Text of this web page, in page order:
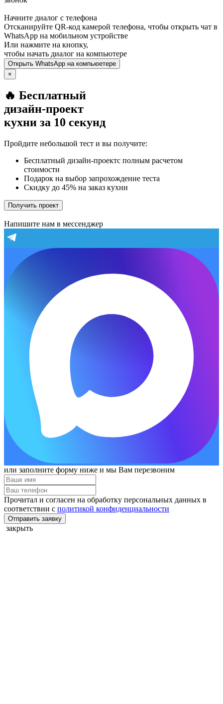
Начните диалог с телефона
Отсканируйте QR-код камерой телефона, чтобы открыть чат в
WhatsApp на мобильном устройстве
Или нажмите на кнопку,
чтобы начать диалог на компьютере
Открыть WhatsApp на компьюетере
×
🔥 Бесплатный
дизайн-проект
кухни за 10 секунд
Пройдите небольшой тест и вы получите:
Бесплатный дизайн-проектс полным расчетом
стоимости
Подарок на выбор запрохождение теста
Скидку до 45% на заказ кухни
Получить проект
Напишите нам в мессенджер
или заполните форму ниже и мы Вам перезвоним
Прочитал и согласен на обработку персональных данных в
соответствии с политикой конфиденциальности
Отправить заявку
закрыть